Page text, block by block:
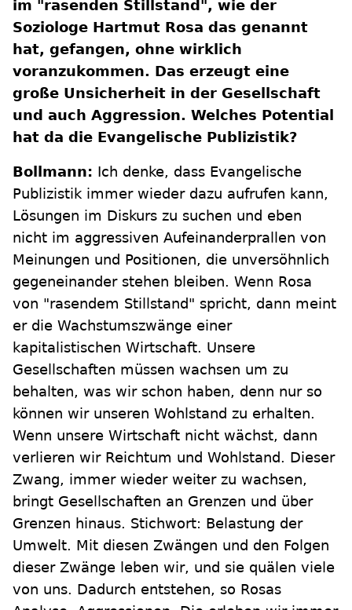
im "rasenden Stillstand", wie der
Soziologe Hartmut Rosa das genannt
hat, gefangen, ohne wirklich
voranzukommen. Das erzeugt eine
große Unsicherheit in der Gesellschaft
und auch Aggression. Welches Potential
hat da die Evangelische Publizistik?
Bollmann: Ich denke, dass Evangelische
Publizistik immer wieder dazu aufrufen kann,
Lösungen im Diskurs zu suchen und eben
nicht im aggressiven Aufeinanderprallen von
Meinungen und Positionen, die unversöhnlich
gegeneinander stehen bleiben. Wenn Rosa
von "rasendem Stillstand" spricht, dann meint
er die Wachstumszwänge einer
kapitalistischen Wirtschaft. Unsere
Gesellschaften müssen wachsen um zu
behalten, was wir schon haben, denn nur so
können wir unseren Wohlstand zu erhalten.
Wenn unsere Wirtschaft nicht wächst, dann
verlieren wir Reichtum und Wohlstand. Dieser
Zwang, immer wieder weiter zu wachsen,
bringt Gesellschaften an Grenzen und über
Grenzen hinaus. Stichwort: Belastung der
Umwelt. Mit diesen Zwängen und den Folgen
dieser Zwänge leben wir, und sie quälen viele
von uns. Dadurch entstehen, so Rosas